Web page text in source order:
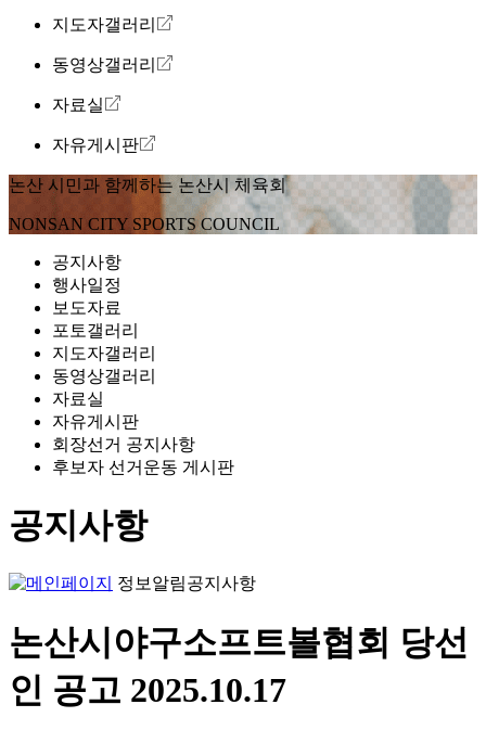
지도자갤러리
동영상갤러리
자료실
자유게시판
논산 시민과 함께하는 논산시 체육회
NONSAN CITY SPORTS COUNCIL
공지사항
행사일정
보도자료
포토갤러리
지도자갤러리
동영상갤러리
자료실
자유게시판
회장선거 공지사항
후보자 선거운동 게시판
공지사항
정보알림공지사항
논산시야구소프트볼협회 당선
인 공고 2025.10.17